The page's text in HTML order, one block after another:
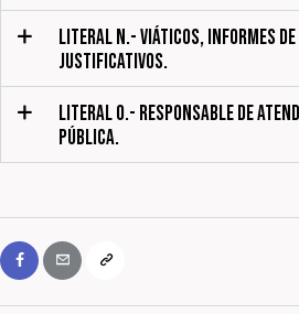
LITERAL N.- VIÁTICOS, INFORMES
JUSTIFICATIVOS.
LITERAL O.- RESPONSABLE DE
PÚBLICA.